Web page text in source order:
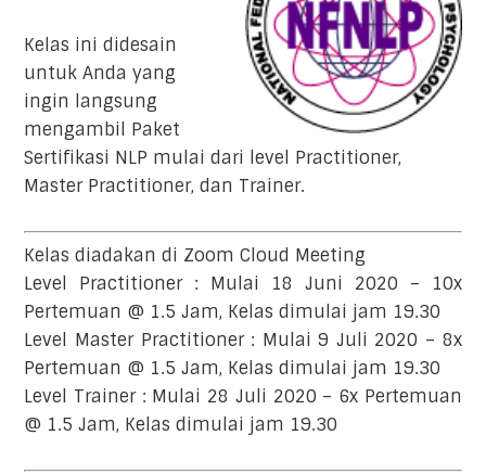
Kelas ini didesain
untuk Anda yang
ingin langsung
mengambil Paket
Sertifikasi NLP mulai dari level Practitioner,
Master Practitioner, dan Trainer.
Kelas diadakan di Zoom Cloud Meeting
Level Practitioner : Mulai 18 Juni 2020 – 10x
Pertemuan @ 1.5 Jam, Kelas dimulai jam 19.30
Level Master Practitioner : Mulai 9 Juli 2020 – 8x
Pertemuan @ 1.5 Jam, Kelas dimulai jam 19.30
Level Trainer : Mulai 28 Juli 2020 – 6x Pertemuan
@ 1.5 Jam, Kelas dimulai jam 19.30